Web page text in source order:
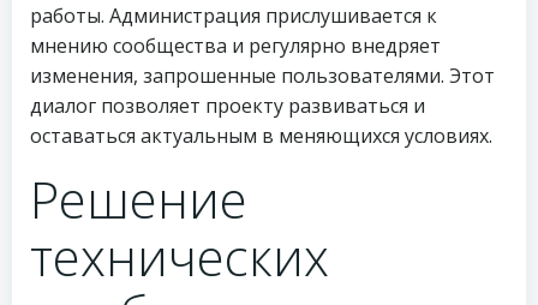
работы. Администрация прислушивается к
мнению сообщества и регулярно внедряет
изменения, запрошенные пользователями. Этот
диалог позволяет проекту развиваться и
оставаться актуальным в меняющихся условиях.
Решение
технических